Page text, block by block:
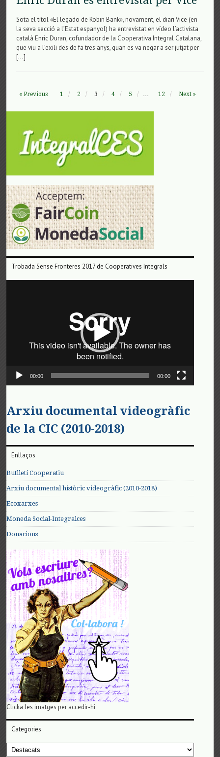
Sota el títol «El legado de Robin Bank», novament, el diari Vice (en
la seva secció a l’Estat espanyol) ha entrevistat en vídeo l’activista
català Enric Duran, cofundador de la Cooperativa Integral Catalana,
que viu a l’exili des de fa tres anys, quan es va negar a ser jutjat per
[…]
« Previous 1 2 3 4 5 … 12 Next »
Trobada Sense Fronteres 2017 de Cooperatives Integrals
00:00 00:00
Arxiu documental videogràfic
de la CIC (2010-2018)
Enllaços
Butlletí Cooperatiu
Arxiu documental històric videogràfic (2010-2018)
Ecoxarxes
Moneda Social-Integralces
Donacions
Clicka les imatges per accedir-hi
Categories
Categories